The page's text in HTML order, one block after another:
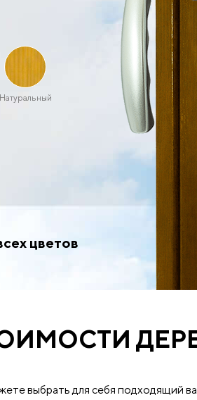
Натуральный
цветов
выбрать для себя подходящий